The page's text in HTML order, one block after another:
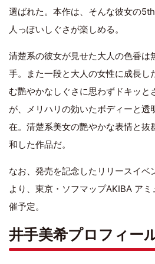
選ばれた。本作は、そんな彼女の
人っぽいしぐさが楽しめる。
清楚系の彼女が見せた大人の色香
手。また一段と大人の女性に成長し
む艷やかなしぐさに思わずドキッと
が、メリハリの効いたボディーと透
在。清楚系美女の艷やかな表情と抜
和した作品だ。
なお、発売を記念したリリースイベ
より、東京・ソフマップAKIBA ア
催予定。
井手美希プロフィー